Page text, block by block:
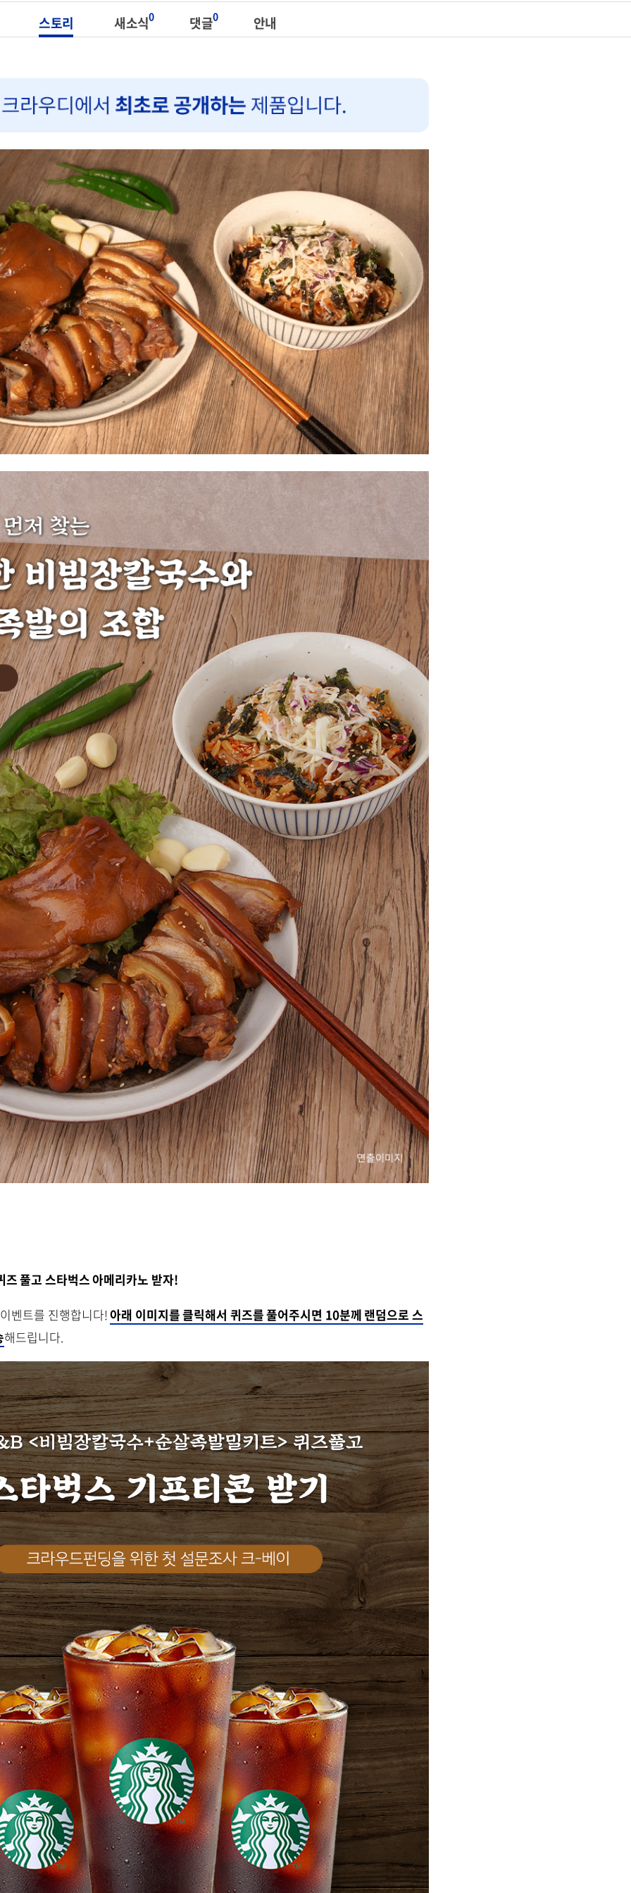
스토리 새소식0 댓글0 안내
즈 풀고 스타벅스 아메리카노 받자!
벤트를 진행합니다! 아래 이미지를 클릭해서 퀴즈를 풀어주시면 10분께 랜덤으로 스
해드립니다.